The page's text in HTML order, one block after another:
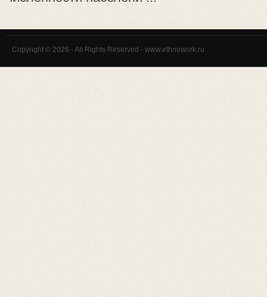
Copyright © 2026 - All Rights Reserved - www.ethnowork.ru